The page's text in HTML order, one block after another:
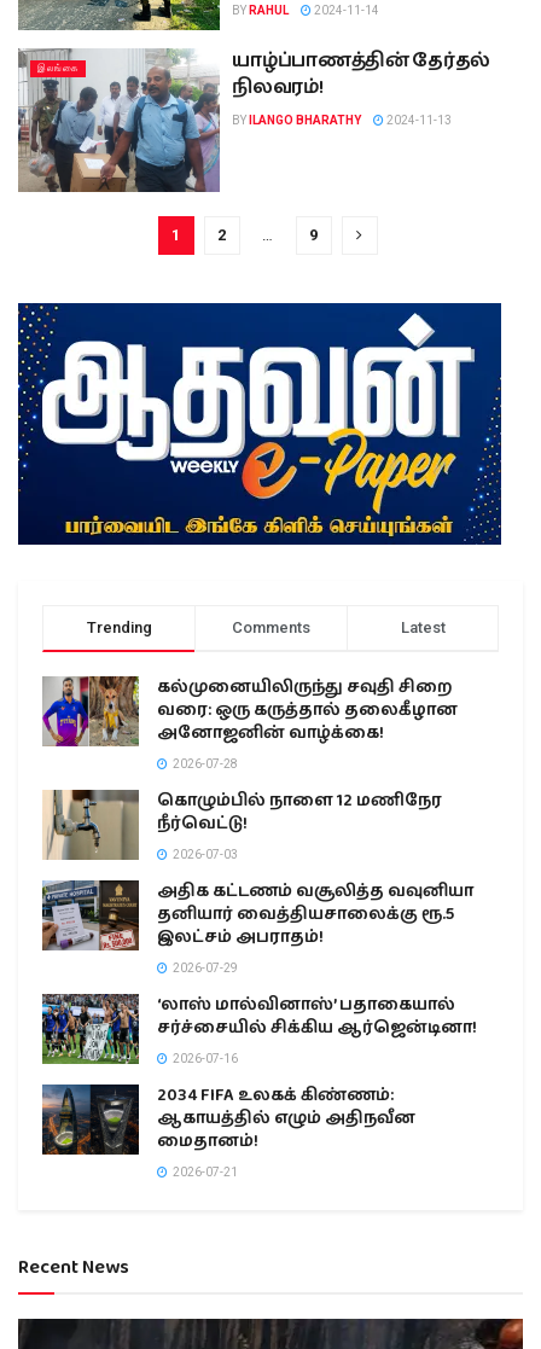
BY RAHUL 2024-11-14
இலங்கை
யாழ்ப்பாணத்தின் தேர்தல்
நிலவரம்!
BY ILANGO BHARATHY 2024-11-13
1 2 … 9
Trending Comments Latest
கல்முனையிலிருந்து சவுதி சிறை
வரை: ஒரு கருத்தால் தலைகீழான
அனோஜனின் வாழ்க்கை!
2026-07-28
கொழும்பில் நாளை 12 மணிநேர
நீர்வெட்டு!
2026-07-03
அதிக கட்டணம் வசூலித்த வவுனியா
தனியார் வைத்தியசாலைக்கு ரூ.5
இலட்சம் அபராதம்!
2026-07-29
‘லாஸ் மால்வினாஸ்’ பதாகையால்
சர்ச்சையில் சிக்கிய ஆர்ஜென்டினா!
2026-07-16
2034 FIFA உலகக் கிண்ணம்:
ஆகாயத்தில் எழும் அதிநவீன
மைதானம்!
2026-07-21
Recent News